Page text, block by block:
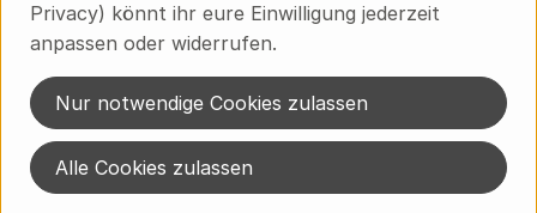
Ökodorf Brodowin
Ökodorf Brodowin
Privacy) könnt ihr eure Einwilligung jederzeit
anpassen oder widerrufen.
Nur notwendige Cookies zulassen
Alle Cookies zulassen